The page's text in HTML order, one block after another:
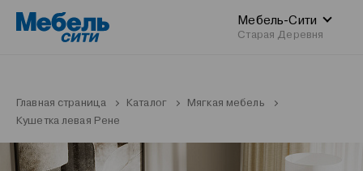
Мебель-Сити
Старая Деревня
Главная страница Каталог
Мягкая мебель
Кушетка левая Рене